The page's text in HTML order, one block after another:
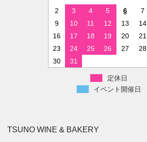
2
3 4 5 6 7
9
10 11 12 13 14
16
17 18 19 20 21
23
24 25 26 27 28
30
31
定休日
イベント開催日
TSUNO WINE & BAKERY